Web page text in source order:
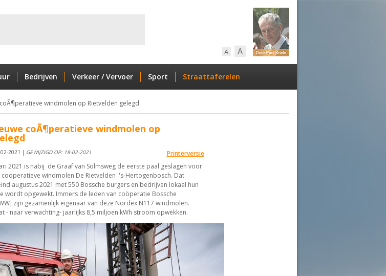
A A
Bedrijven Verkeer / Vervoer Sport Straattaferelen
windmolen op Rietvelden gelegd
coÃ¶peratieve windmolen op
Printerversie
02-2021 | GEWIJZIGD OP: 18-02-2021
2021 is nabij de Graaf van Solmsweg de eerste paal geslagen voor
windmolen De Rietvelden ''s-Hertogenbosch. Dat
augustus 2021 met 550 Bossche burgers en bedrijven lokaal hun
wordt opgewekt. Immers de leden van coöperatie Bossche
zijn gezamenlijk eigenaar van deze Nordex N117 windmolen.
- naar verwachting- jaarlijks 8,5 miljoen kWh stroom opwekken.